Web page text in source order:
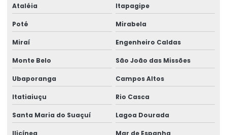
Ataléia Itapagipe
Poté Mirabela
Miraí Engenheiro Caldas
Monte Belo São João das Missões
Ubaporanga Campos Altos
Itatiaiuçu Rio Casca
Santa Maria do Suaçuí Lagoa Dourada